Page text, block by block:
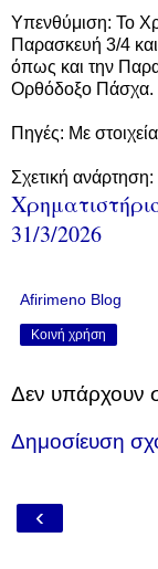
Υπενθύμιση: Το
Παρασκευή 3/4
όπως και την
Ορθόδοξο Πάσχα.
Πηγές: Με
Σχετική ανάρτηση:
31/3/2026
Afirimeno Blog
Κοινή χρήση
Δεν υπάρχουν
Δημοσίευση
‹